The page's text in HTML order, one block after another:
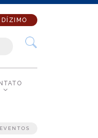
DÍZIMO